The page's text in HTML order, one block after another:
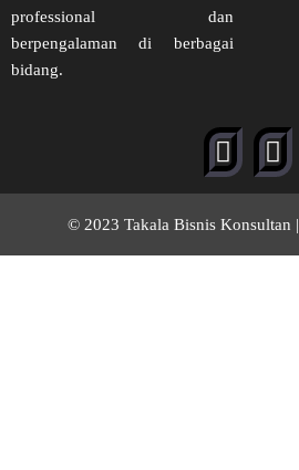
professional dan
berpengalaman di berbagai
bidang.
© 2023 Takala Bisnis Konsultan |